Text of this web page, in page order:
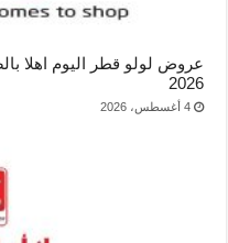
2026
4 أغسطس، 2026